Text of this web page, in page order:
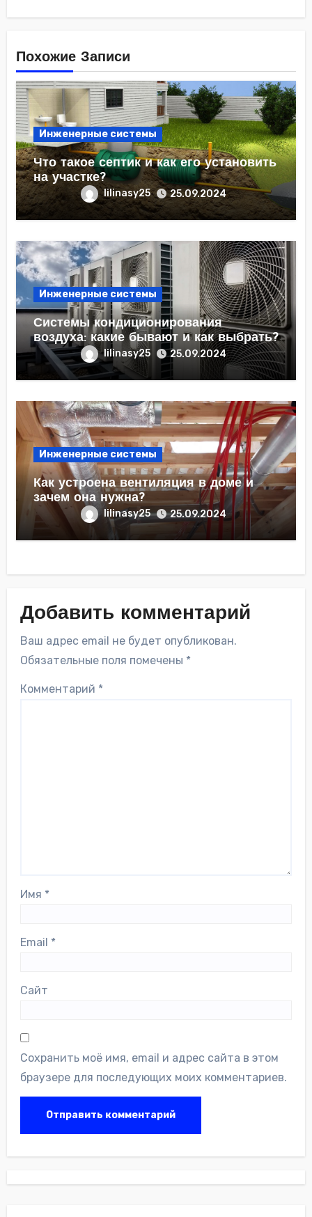
Похожие Записи
Инженерные системы
Что такое септик и как его установить
на участке?
lilinasy25 25.09.2024
Инженерные системы
Системы кондиционирования
воздуха: какие бывают и как выбрать?
lilinasy25 25.09.2024
Инженерные системы
Как устроена вентиляция в доме и
зачем она нужна?
lilinasy25 25.09.2024
Добавить комментарий
Ваш адрес email не будет опубликован.
Обязательные поля помечены *
Комментарий *
Имя *
Email *
Сайт
Сохранить моё имя, email и адрес сайта в этом
браузере для последующих моих комментариев.